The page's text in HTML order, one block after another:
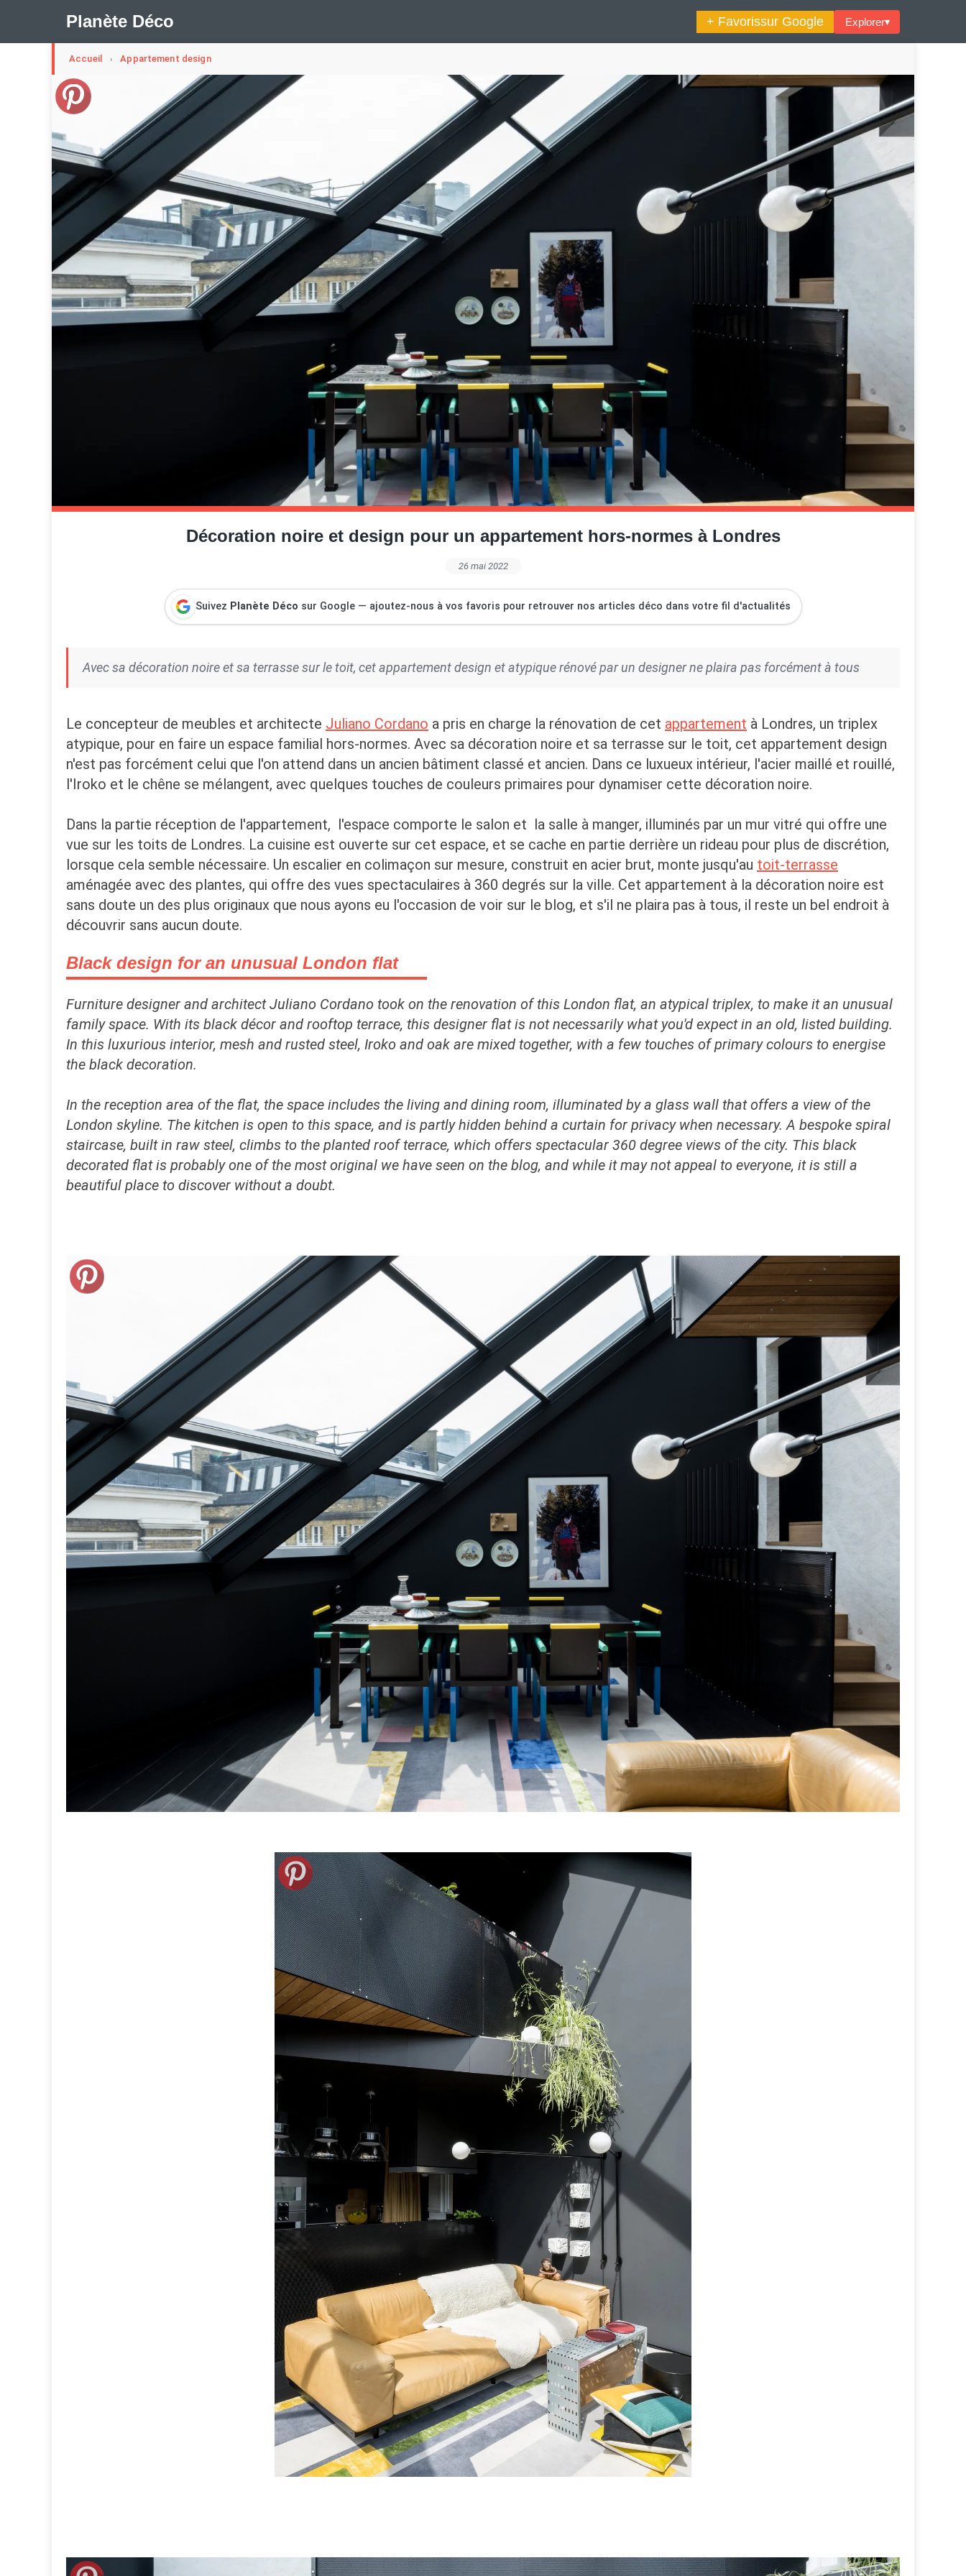
Planète Déco + Favorissur Google Explorer▾
🛍︎ Shop Planète Déco ℹ︎ À propos
Appartement Design Cabanes Design Suédois En Quelques Photos Idées Déco En 10 Photos
Maison En Ville
Méli-Mélo Suédois
Publi Reportage Interieurs Scandinaves La Décoration Selon Votre Signe Astrologique
Loft
Maison Appartement Écologique
Maison Container/container House Maison D'hôtes Maison Et Appartement Vintage Petite Surface
Question De Style
Renovation Revue De Week End Tiny House
Accueil › Appartement design
Décoration noire et design pour un appartement hors-normes à Londres
26 mai 2022
Suivez Planète Déco sur Google — ajoutez-nous à vos favoris pour retrouver nos articles déco dans votre fil d'actualités
Avec sa décoration noire et sa terrasse sur le toit, cet appartement design et atypique rénové par un designer ne plaira pas forcément à tous
Le concepteur de meubles et architecte Juliano Cordano a pris en charge la rénovation de cet appartement à Londres, un triplex
atypique, pour en faire un espace familial hors-normes. Avec sa décoration noire et sa terrasse sur le toit, cet appartement design
n'est pas forcément celui que l'on attend dans un ancien bâtiment classé et ancien. Dans ce luxueux intérieur, l'acier maillé et rouillé,
l'Iroko et le chêne se mélangent, avec quelques touches de couleurs primaires pour dynamiser cette décoration noire.
Dans la partie réception de l'appartement, l'espace comporte le salon et la salle à manger, illuminés par un mur vitré qui offre une
vue sur les toits de Londres. La cuisine est ouverte sur cet espace, et se cache en partie derrière un rideau pour plus de discrétion,
lorsque cela semble nécessaire. Un escalier en colimaçon sur mesure, construit en acier brut, monte jusqu'au toit-terrasse
aménagée avec des plantes, qui offre des vues spectaculaires à 360 degrés sur la ville. Cet appartement à la décoration noire est
sans doute un des plus originaux que nous ayons eu l'occasion de voir sur le blog, et s'il ne plaira pas à tous, il reste un bel endroit à
découvrir sans aucun doute.
Black design for an unusual London flat
Furniture designer and architect Juliano Cordano took on the renovation of this London flat, an atypical triplex, to make it an unusual
family space. With its black décor and rooftop terrace, this designer flat is not necessarily what you'd expect in an old, listed building.
In this luxurious interior, mesh and rusted steel, Iroko and oak are mixed together, with a few touches of primary colours to energise
the black decoration.
In the reception area of the flat, the space includes the living and dining room, illuminated by a glass wall that offers a view of the
London skyline. The kitchen is open to this space, and is partly hidden behind a curtain for privacy when necessary. A bespoke spiral
staircase, built in raw steel, climbs to the planted roof terrace, which offers spectacular 360 degree views of the city. This black
decorated flat is probably one of the most original we have seen on the blog, and while it may not appeal to everyone, it is still a
beautiful place to discover without a doubt.